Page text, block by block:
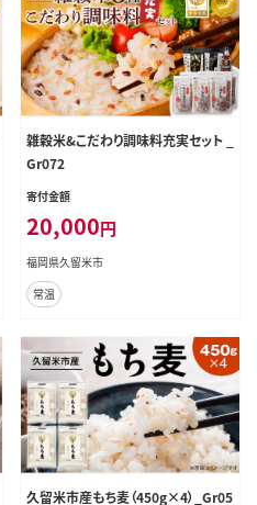
雑穀米&こだわり調味料充実セット _
Gr072
寄付金額
20,000円
福岡県久留米市
常温
久留米市産もち麦（450g×4）_Gr05